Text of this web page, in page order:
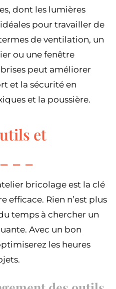
dont les lumières
pour travailler de
de ventilation, un
ou une fenêtre
peut améliorer
et la sécurité en
et la poussière.
et
bricolage est la clé
efficace. Rien n’est plus
temps à chercher un
Avec un bon
les heures